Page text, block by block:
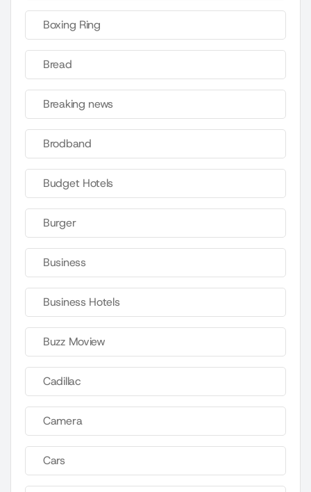
Boxing Ring
Bread
Breaking news
Brodband
Budget Hotels
Burger
Business
Business Hotels
Buzz Moview
Cadillac
Camera
Cars